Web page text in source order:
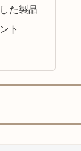
た製品
ト